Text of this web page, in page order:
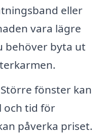
eller
vara lägre
behöver byta ut
Större fönster kan
och tid för
påverka priset.